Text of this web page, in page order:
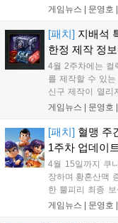
영웅·희귀 변신과
게임뉴스 | 문영호
[패치] 지배석
한정 제작 정보
4월 2주차에는 컬
를 제작할 수 있
신구 제작이 열리
트, 오렌 서버는
게임뉴스 | 문영호
[패치] 혈맹 주
1주차 업데이
4월 15일까지 쿠
장하며 황혼산맥
한 뿔피리 최종
어 내성 던전 강화
게임뉴스 | 문영호